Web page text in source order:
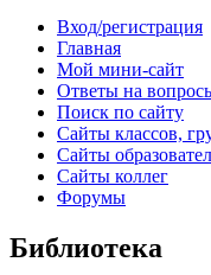
Вход/регистрация
Главная
Мой мини-сайт
Ответы на
Поиск по сайту
Сайты классов,
Сайты
Сайты коллег
Форумы
Библиотека